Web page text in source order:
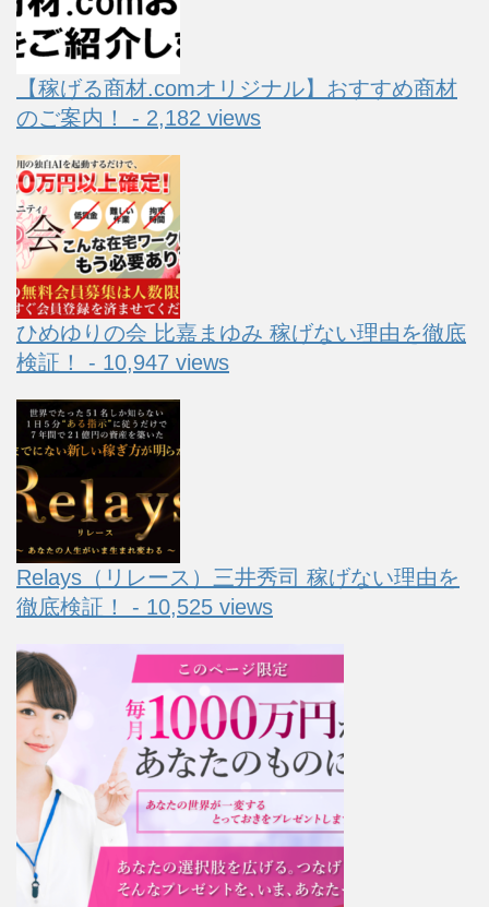
【稼げる商材.comオリジナル】おすすめ商材
のご案内！ - 2,182 views
ひめゆりの会 比嘉まゆみ 稼げない理由を徹底
検証！ - 10,947 views
Relays（リレース）三井秀司 稼げない理由を
徹底検証！ - 10,525 views